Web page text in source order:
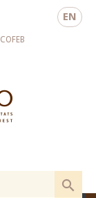
EN
COFEB